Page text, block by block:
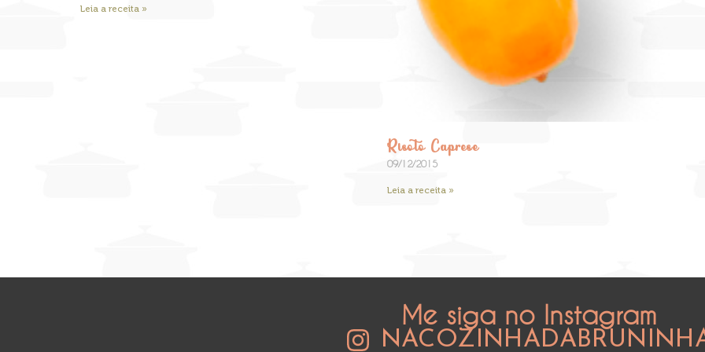
Leia a receita »
Risoto Caprese
09/12/2015
Leia a receita »
Me siga no Instagram